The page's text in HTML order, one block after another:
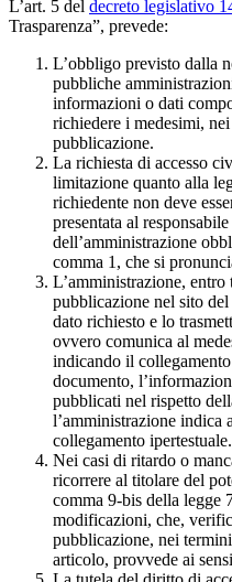
L’art. 5 del decreto legislativo
Trasparenza”, prevede:
L’obbligo previsto dalla
pubbliche
informazioni o dati
richiedere i medesimi,
pubblicazione.
La richiesta di accesso
limitazione quanto alla
richiedente non deve
presentata al
dell’amministrazione
comma 1, che si
L’amministrazione,
pubblicazione nel sito
dato richiesto e lo
ovvero comunica al
indicando il
documento,
pubblicati nel rispetto
l’amministrazione indica
collegamento ipertestuale.
Nei casi di ritardo o
ricorrere al titolare del
comma 9-bis della legge
modificazioni, che,
pubblicazione, nei
articolo, provvede ai